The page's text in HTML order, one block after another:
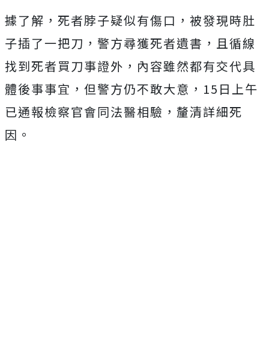
據了解，死者脖子疑似有傷口，被發現時肚
子插了一把刀，警方尋獲死者遺書，且循線
找到死者買刀事證外，內容雖然都有交代具
體後事事宜，但警方仍不敢大意，15日上午
已通報檢察官會同法醫相驗，釐清詳細死
因。